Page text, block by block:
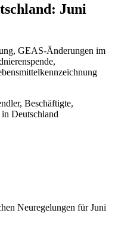
Juni
GEAS-Änderungen im
Beschäftigte,
Deutschland
Neuregelungen für Juni